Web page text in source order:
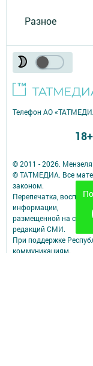
Разное
© 2011 - 2026.
© ТАТМЕДИА. Все
законом.
Перепечатка,
информации,
размещенной на
редакций СМИ.
При поддержке
коммуникациям.
Телефон АО
18+